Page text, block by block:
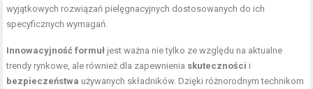
wyjątkowych rozwiązań pielęgnacyjnych dostosowanych do ich
specyficznych wymagań.
Innowacyjność formuł jest ważna nie tylko ze względu na aktualne
trendy rynkowe, ale również dla zapewnienia skuteczności i
bezpieczeństwa używanych składników. Dzięki różnorodnym technikom